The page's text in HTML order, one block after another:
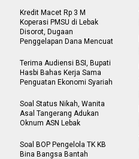
Kredit Macet Rp 3 M
Koperasi PMSU di Lebak
Disorot, Dugaan
Penggelapan Dana Mencuat
Terima Audiensi BSI, Bupati
Hasbi Bahas Kerja Sama
Penguatan Ekonomi Syariah
Soal Status Nikah, Wanita
Asal Tangerang Adukan
Oknum ASN Lebak
Soal BOP Pengelola TK KB
Bina Bangsa Bantah